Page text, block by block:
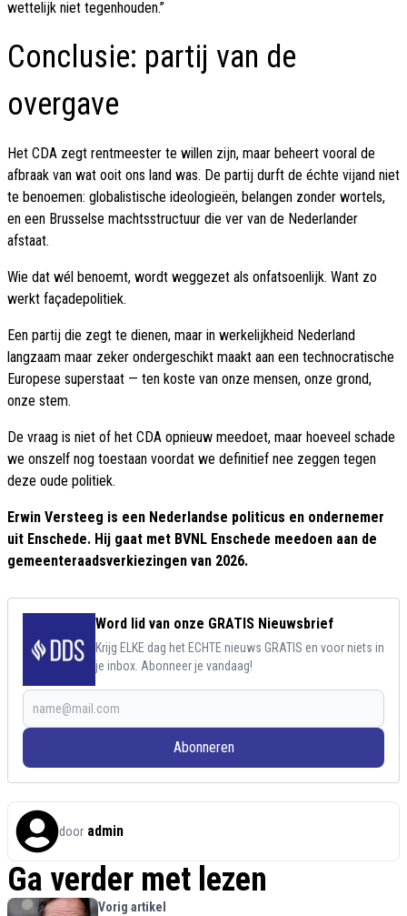
wettelijk niet tegenhouden.”
Conclusie: partij van de
overgave
Het CDA zegt rentmeester te willen zijn, maar beheert vooral de
afbraak van wat ooit ons land was. De partij durft de échte vijand niet
te benoemen: globalistische ideologieën, belangen zonder wortels,
en een Brusselse machtsstructuur die ver van de Nederlander
afstaat.
Wie dat wél benoemt, wordt weggezet als onfatsoenlijk. Want zo
werkt façadepolitiek.
Een partij die zegt te dienen, maar in werkelijkheid Nederland
langzaam maar zeker ondergeschikt maakt aan een technocratische
Europese superstaat — ten koste van onze mensen, onze grond,
onze stem.
De vraag is niet of het CDA opnieuw meedoet, maar hoeveel schade
we onszelf nog toestaan voordat we definitief nee zeggen tegen
deze oude politiek.
Erwin Versteeg is een Nederlandse politicus en ondernemer
uit Enschede. Hij gaat met BVNL Enschede meedoen aan de
gemeenteraadsverkiezingen van 2026.
Word lid van onze GRATIS Nieuwsbrief
Krijg ELKE dag het ECHTE nieuws GRATIS en voor niets in
je inbox. Abonneer je vandaag!
Abonneren
door admin
Ga verder met lezen
Vorig artikel